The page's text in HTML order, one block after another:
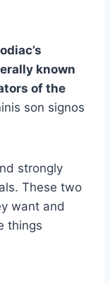
known
of the
son signos
strongly
These two
want and
things